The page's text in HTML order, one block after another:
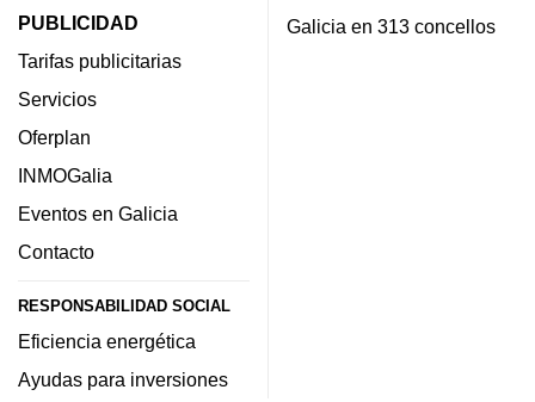
PUBLICIDAD
Tarifas publicitarias
Servicios
Oferplan
INMOGalia
Eventos en Galicia
Contacto
RESPONSABILIDAD SOCIAL
Eficiencia energética
Ayudas para inversiones
Galicia en 313 concellos